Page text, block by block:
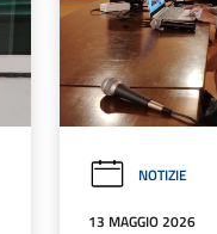
NOTIZIE
13 MAGGIO 2026